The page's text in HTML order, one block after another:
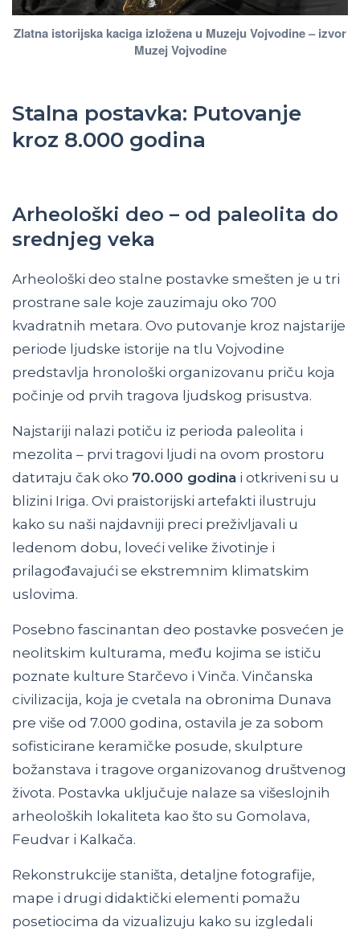
Zlatna istorijska kaciga izložena u Muzeju Vojvodine – izvor
Muzej Vojvodine
Stalna postavka: Putovanje
kroz 8.000 godina
Arheološki deo – od paleolita do
srednjeg veka
Arheološki deo stalne postavke smešten je u tri
prostrane sale koje zauzimaju oko 700
kvadratnih metara. Ovo putovanje kroz najstarije
periode ljudske istorije na tlu Vojvodine
predstavlja hronološki organizovanu priču koja
počinje od prvih tragova ljudskog prisustva.
Najstariji nalazi potiču iz perioda paleolita i
mezolita – prvi tragovi ljudi na ovom prostoru
datитаju čak oko 70.000 godina i otkriveni su u
blizini Iriga. Ovi praistorijski artefakti ilustruju
kako su naši najdavniji preci preživljavali u
ledenom dobu, loveći velike životinje i
prilagođavajući se ekstremnim klimatskim
uslovima.
Posebno fascinantan deo postavke posvećen je
neolitskim kulturama, među kojima se ističu
poznate kulture Starčevo i Vinča. Vinčanska
civilizacija, koja je cvetala na obronima Dunava
pre više od 7.000 godina, ostavila je za sobom
sofisticirane keramičke posude, skulpture
božanstava i tragove organizovanog društvenog
života. Postavka uključuje nalaze sa višeslojnih
arheoloških lokaliteta kao što su Gomolava,
Feudvar i Kalkača.
Rekonstrukcije staništa, detaljne fotografije,
mape i drugi didaktički elementi pomažu
posetiocima da vizualizuju kako su izgledali